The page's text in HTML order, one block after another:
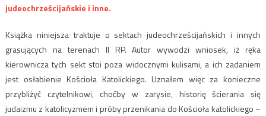
judeochrześcijańskie i inne.
Książka niniejsza traktuje o sektach judeochrześcijańskich i innych
grasujących na terenach II RP. Autor wywodzi wniosek, iż ręka
kierownicza tych sekt stoi poza widocznymi kulisami, a ich zadaniem
jest osłabienie Kościoła Katolickiego. Uznałem więc za konieczne
przybliżyć czytelnikowi, choćby w zarysie, historię ścierania się
judaizmu z katolicyzmem i próby przenikania do Kościoła katolickiego –